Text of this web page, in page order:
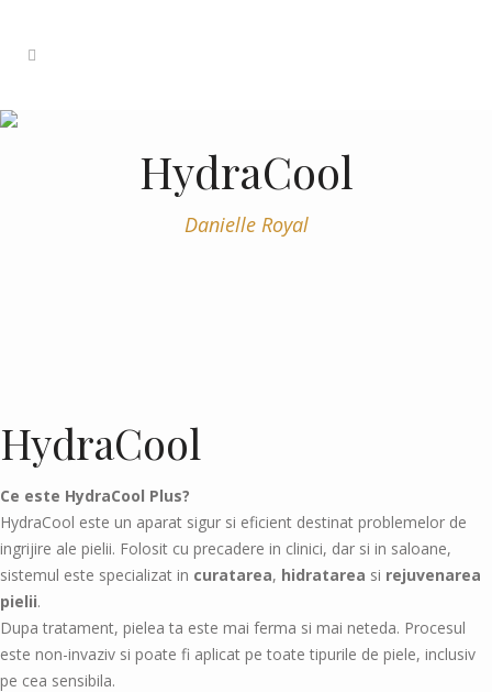
HydraCool
Danielle Royal
HydraCool
Ce este HydraCool Plus?
HydraCool este un aparat sigur si eficient destinat problemelor de
ingrijire ale pielii. Folosit cu precadere in clinici, dar si in saloane,
sistemul este specializat in curatarea, hidratarea si rejuvenarea
pielii.
Dupa tratament, pielea ta este mai ferma si mai neteda. Procesul
este non-invaziv si poate fi aplicat pe toate tipurile de piele, inclusiv
pe cea sensibila.